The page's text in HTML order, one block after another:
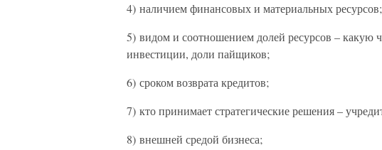
4) наличием финансовых и материальных ресурсов;
5) видом и соотношением долей ресурсов – какую
инвестиции, доли пайщиков;
6) сроком возврата кредитов;
7) кто принимает стратегические решения –
8) внешней средой бизнеса;